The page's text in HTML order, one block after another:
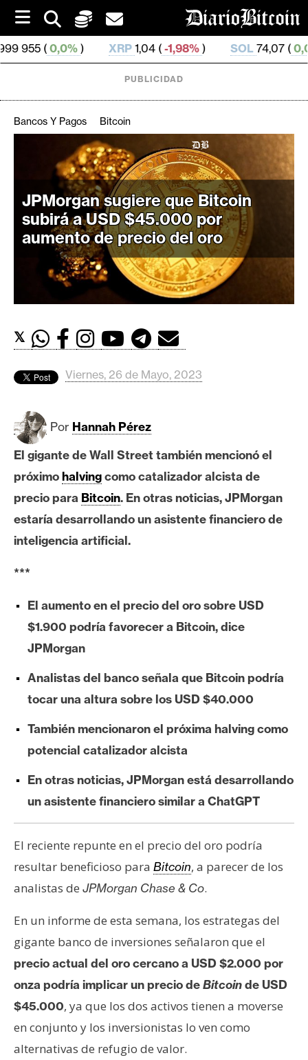
i
p
t
o
) XRP1,04 ( -1,98% ) SOL74,07 ( 0,02%)
r
i
p
t
o
M
e
d
s
B
t
c
o
i
h
e
r
u
m
I
á
l
i
i
N
o
t
a
s
PUBLICIDAD
Bancos Y Pagos Bitcoin
JPMorgan sugiere que Bitcoin
subirá a USD $45.000 por
aumento de precio del oro
𝕏
Viernes, 26 de Mayo, 2023
Por Hannah Pérez
El gigante de Wall Street también mencionó el
próximohalvingcomo catalizador alcista de
precio para Bitcoin. En otras noticias, JPMorgan
estaría desarrollando un asistente financiero de
inteligencia artificial.
***
El aumento en el precio del oro sobre USD
$1.900 podría favorecer a Bitcoin, dice
JPMorgan
Analistas del banco señala que Bitcoin podría
tocar una altura sobre los USD $40.000
También mencionaron el próxima halving como
potencial catalizador alcista
En otras noticias, JPMorgan está desarrollando
un asistente financiero similar a ChatGPT
El reciente repunte en el precio del oro podría
resultar beneficioso para Bitcoin, a parecer de los
analistas de JPMorgan Chase & Co.
En un informe de esta semana, los estrategas del
gigante banco de inversiones señalaron que el
precio actual del oro cercano a USD $2.000 por
onza podría implicar un precio deBitcoinde USD
$45.000, ya que los dos activos tienen a moverse
en conjunto y los inversionistas lo ven como
alternativas de refugio de valor.